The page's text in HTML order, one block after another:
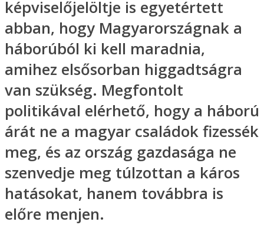
képviselőjelöltje is egyetértett
abban, hogy Magyarországnak a
háborúból ki kell maradnia,
amihez elsősorban higgadtságra
van szükség. Megfontolt
politikával elérhető, hogy a háború
árát ne a magyar családok fizessék
meg, és az ország gazdasága ne
szenvedje meg túlzottan a káros
hatásokat, hanem továbbra is
előre menjen.